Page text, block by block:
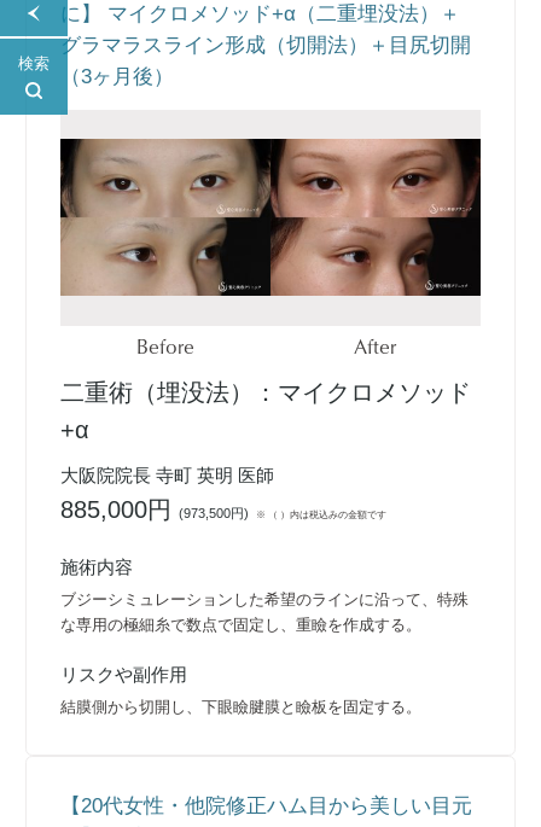
検索
に】 マイクロメソッド+α（二重埋没法）＋
グラマラスライン形成（切開法）＋目尻切開
（3ヶ月後）
Before After
二重術（埋没法）：マイクロメソッド
+α
大阪院院長 寺町 英明 医師
885,000円(973,500円) ※ （ ）内は税込みの金額です
施術内容
ブジーシミュレーションした希望のラインに沿って、特殊
な専用の極細糸で数点で固定し、重瞼を作成する。
リスクや副作用
結膜側から切開し、下眼瞼腱膜と瞼板を固定する。
【20代女性・他院修正ハム目から美しい目元